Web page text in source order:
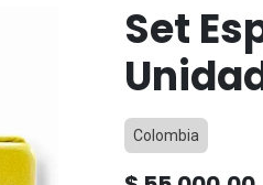
Set
Colombia